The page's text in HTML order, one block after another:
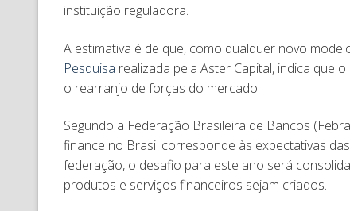
instituição reguladora.
A estimativa é de que, como qualquer novo
Pesquisa realizada pela Aster Capital, indica que
o rearranjo de forças do mercado.
Segundo a Federação Brasileira de Bancos
finance no Brasil corresponde às expectativas
federação, o desafio para este ano será
produtos e serviços financeiros sejam criados.